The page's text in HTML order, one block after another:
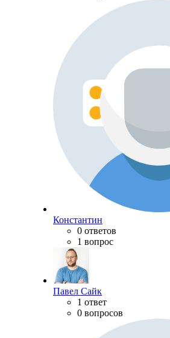
Константин
0 ответов
1 вопрос
Павел Сайк
1 ответ
0 вопросов